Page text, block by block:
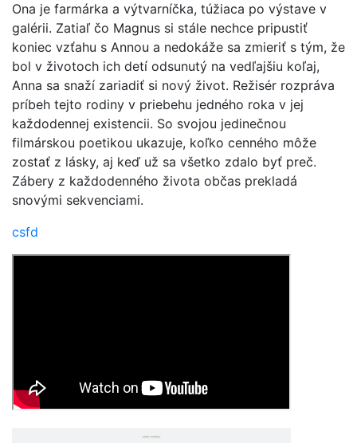
Ona je farmárka a výtvarníčka, túžiaca po výstave v
galérii. Zatiaľ čo Magnus si stále nechce pripustiť
koniec vzťahu s Annou a nedokáže sa zmieriť s tým, že
bol v životoch ich detí odsunutý na vedľajšiu koľaj,
Anna sa snaží zariadiť si nový život. Režisér rozpráva
príbeh tejto rodiny v priebehu jedného roka v jej
každodennej existencii. So svojou jedinečnou
filmárskou poetikou ukazuje, koľko cenného môže
zostať z lásky, aj keď už sa všetko zdalo byť preč.
Zábery z každodenného života občas prekladá
snovými sekvenciami.
csfd